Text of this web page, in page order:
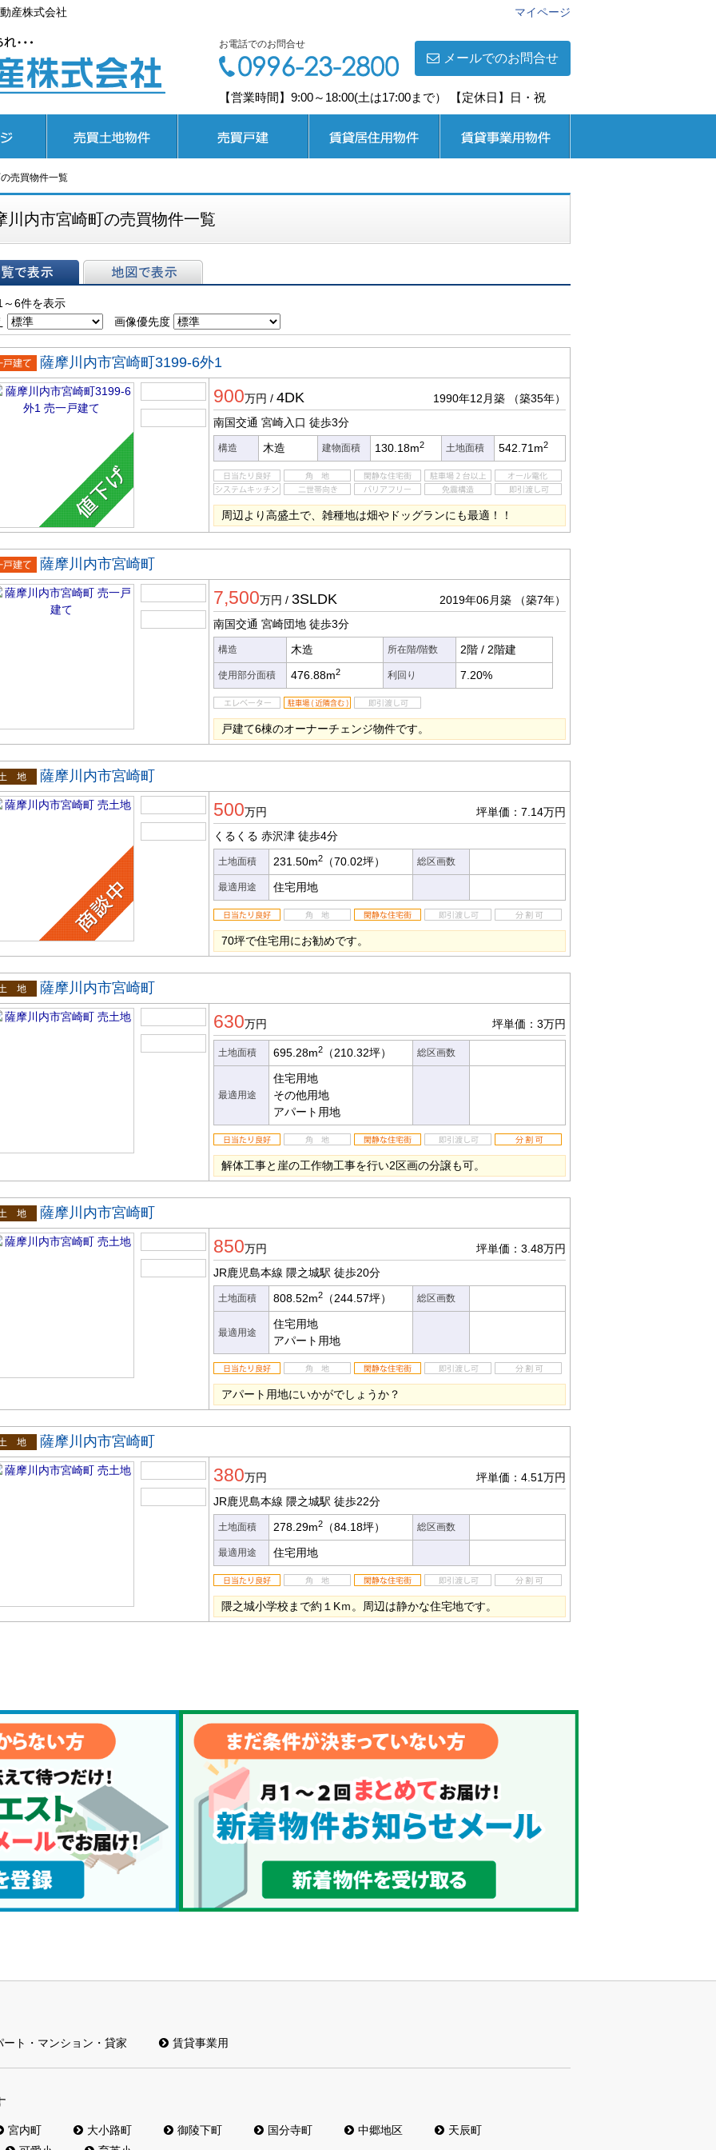
産株式会社 マイページ
メールでのお問合せ
お電話でのお問合せ
【営業時間】9:00～18:00(土は17:00まで） 【定休日】日・祝
売買物件一覧
川内市宮崎町の売買物件一覧
6件を表示
画像優先度
戸建
薩摩川内市宮崎町3199-6外1
900万円 / 4DK 1990年12月築
（築35年）
南国交通 宮崎入口 徒歩3分
構造 木造 建物面積 130.18m2 土地面積 542.71m2
周辺より高盛土で、雑種地は畑やドッグランにも最適！！
戸建
薩摩川内市宮崎町
7,500万円 / 3SLDK 2019年06月築
（築7年）
南国交通 宮崎団地 徒歩3分
構造 木造 所在階/階数 2階 / 2階建
使用部分面積 476.88m2 利回り 7.20%
戸建て6棟のオーナーチェンジ物件です。
地
薩摩川内市宮崎町
500万円
坪単価：7.14万円
くるくる 赤沢津 徒歩4分
土地面積 231.50m2 （70.02坪） 総区画数
最適用途 住宅用地
70坪で住宅用にお勧めです。
地
薩摩川内市宮崎町
630万円 坪単価：3万円
土地面積 695.28m2 （210.32坪） 総区画数
最適用途
住宅用地
その他用地
アパート用地
解体工事と崖の工作物工事を行い2区画の分譲も可。
地
薩摩川内市宮崎町
850万円
坪単価：3.48万円
JR鹿児島本線 隈之城駅 徒歩20分
土地面積 808.52m2 （244.57坪） 総区画数
最適用途
住宅用地
アパート用地
アパート用地にいかがでしょうか？
地
薩摩川内市宮崎町
380万円
坪単価：4.51万円
JR鹿児島本線 隈之城駅 徒歩22分
土地面積 278.29m2 （84.18坪） 総区画数
最適用途 住宅用地
隈之城小学校まで約１Kｍ。周辺は静かな住宅地です。
ート・マンション・貸家 賃貸事業用
宮内町 大小路町 御陵下町 国分寺町 中郷地区
天辰町